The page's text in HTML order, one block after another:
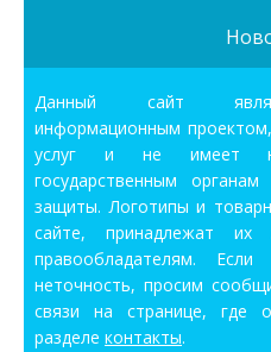
Данный сайт
информационным
услуг и не имеет
государственным
защиты. Логотипы и
сайте, принадлежат их
правообладателям.
неточность, просим
связи на странице, где
разделе контакты.